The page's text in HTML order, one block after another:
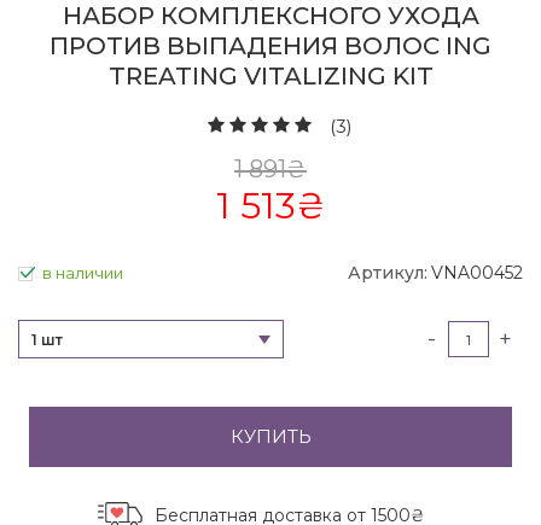
НАБОР КОМПЛЕКСНОГО УХОДА
ПРОТИВ ВЫПАДЕНИЯ ВОЛОС ING
TREATING VITALIZING KIT
(3)
1 891₴
1 513₴
в наличии Артикул: VNA00452
1 шт - +
КУПИТЬ
Бесплатная доставка от 1500₴